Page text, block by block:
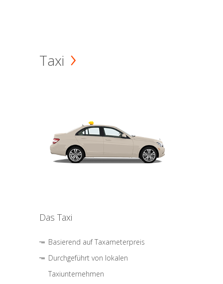
Taxi
Das Taxi
Basierend auf Taxameterpreis
Durchgeführt von lokalen
Taxiunternehmen